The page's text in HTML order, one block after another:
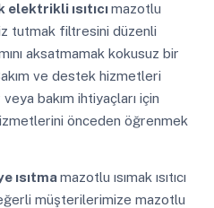
elektrikli ısıtıcımazotlu
tutmak filtresini düzenli
aksatmamak kokusuz bir
ve destek hizmetleri
veya bakım ihtiyaçları için
önceden öğrenmek
ısıtmamazotlu ısımak ısıtıcı
müşterilerimize mazotlu